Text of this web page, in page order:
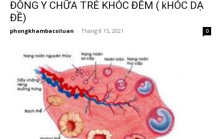
ĐÔNG Y CHỮA TRẺ KHÓC ĐÊM ( kHÓC DẠ
ĐỀ)
phongkhambacsiluan - Tháng 8 15, 2021 0